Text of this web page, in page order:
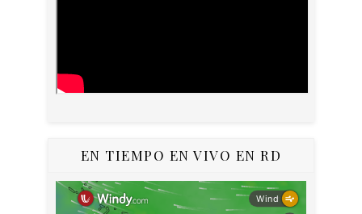
EN TIEMPO EN VIVO EN RD